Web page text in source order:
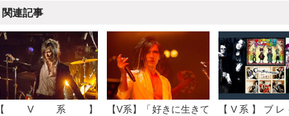
関連記事
【V系】
【V系】「好きに生きて
【V系】ブレ